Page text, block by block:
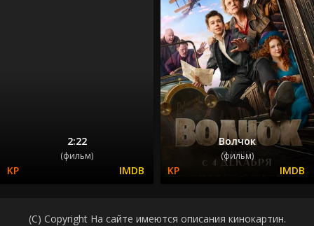
2:22
(фильм)
Волчок
(фильм)
(C) Copyright На сайте имеются описания кинокартин.